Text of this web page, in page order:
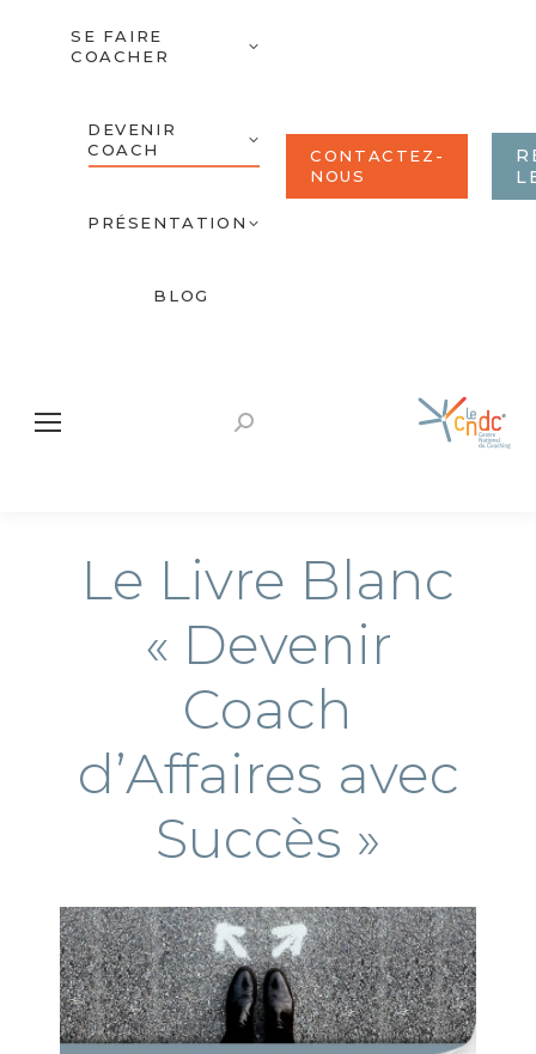
SE FAIRE
COACHER
DEVENIR
COACH
PRÉSENTATION
BLOG
CONTACTEZ-
NOUS
Recherche
Le Livre Blanc
« Devenir
Coach
d’Affaires avec
Succès »